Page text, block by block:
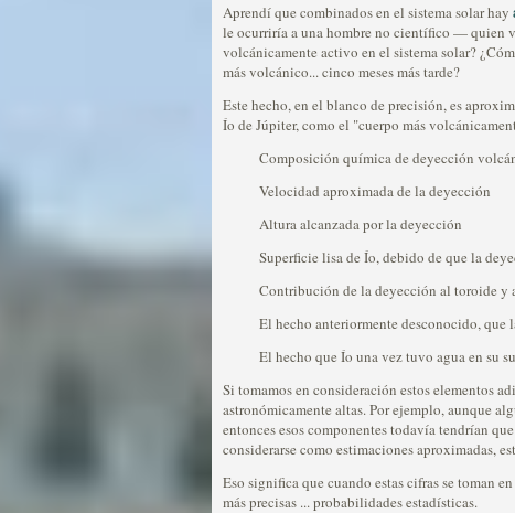
Aprendí que combinados en el sistema solar hay
le ocurriría a una hombre no científico — quien
volcánicamente activo en el sistema solar?
más volcánico... cinco meses más tarde?
Este hecho, en el blanco de precisión, es
Ío de Júpiter, como el "cuerpo más
Composición química de deyección
Velocidad aproximada de la deyección
Altura alcanzada por la deyección
Superficie lisa de Ío, debido de que la
Contribución de la deyección al toroide y
El hecho anteriormente desconocido, que
El hecho que Ío una vez tuvo agua en su
Si tomamos en consideración estos elementos
astronómicamente altas. Por ejemplo, aunque
entonces esos componentes todavía tendrían
considerarse como estimaciones aproximadas,
Eso significa que cuando estas cifras se toman
más precisas ... probabilidades estadísticas.